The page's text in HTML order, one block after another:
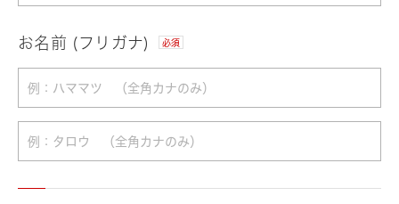
お名前 (フリガナ) 必須